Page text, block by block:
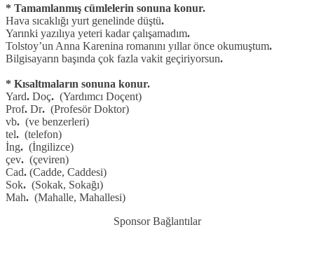
* Tamamlanmış cümlelerin sonuna konur.
Hava sıcaklığı yurt genelinde düştü.
Yarınki yazılıya yeteri kadar çalışamadım.
Tolstoy’un Anna Karenina romanını yıllar önce okumuştum.
Bilgisayarın başında çok fazla vakit geçiriyorsun.
* Kısaltmaların sonuna konur.
Yard. Doç. (Yardımcı Doçent)
Prof. Dr. (Profesör Doktor)
vb. (ve benzerleri)
tel. (telefon)
İng. (İngilizce)
çev. (çeviren)
Cad. (Cadde, Caddesi)
Sok. (Sokak, Sokağı)
Mah. (Mahalle, Mahallesi)
Sponsor Bağlantılar